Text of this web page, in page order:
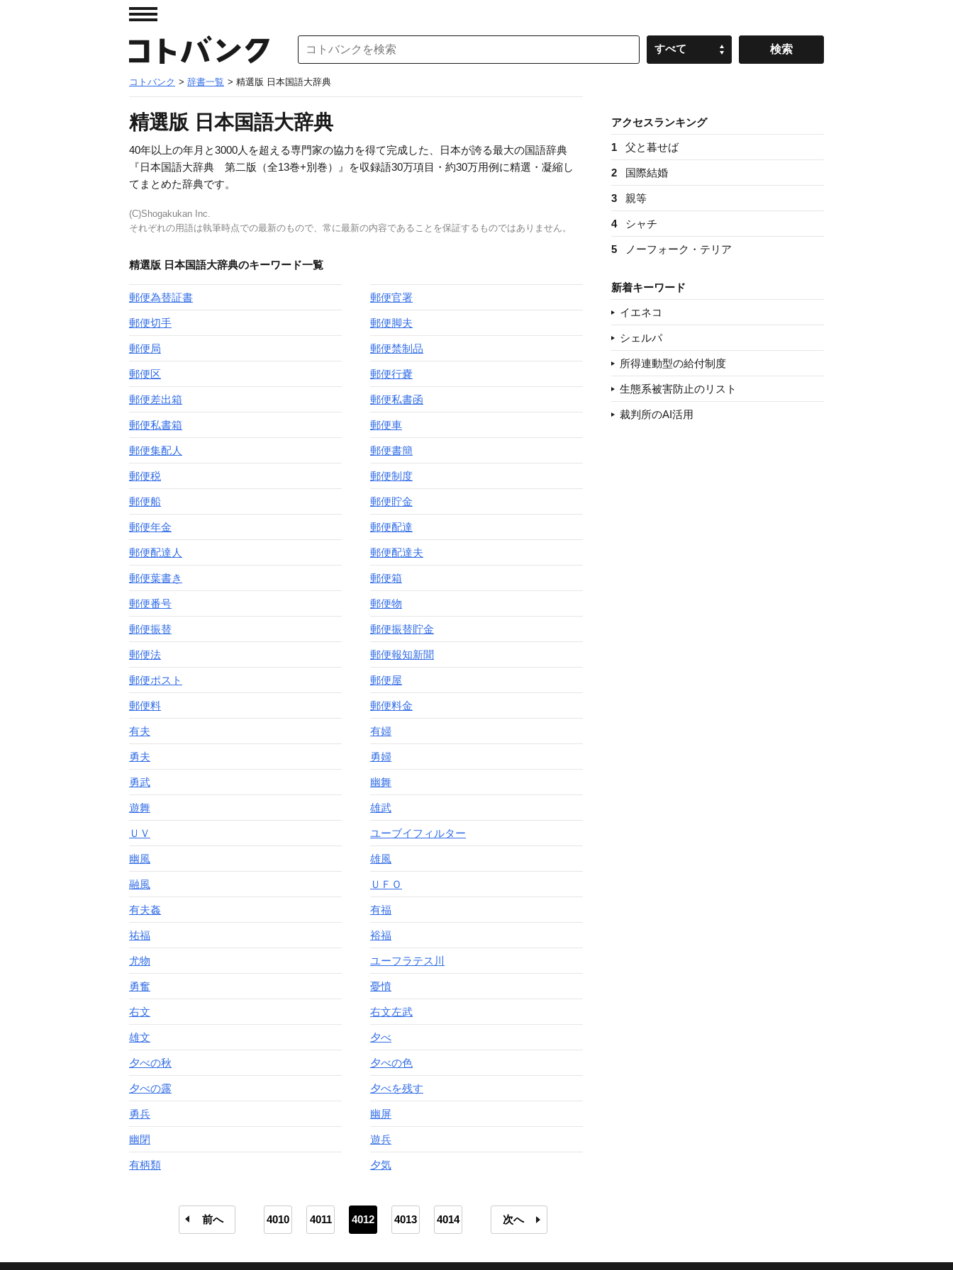
すべて
コトバンク > 辞書一覧 > 精選版 日本国語大辞典
精選版 日本国語大辞典
40年以上の年月と3000人を超える専門家の協力を得て完成した、日本が誇る最大の国語辞典
『日本国語大辞典 第二版（全13巻+別巻）』を収録語30万項目・約30万用例に精選・凝縮し
てまとめた辞典です。
(C)Shogakukan Inc.
それぞれの用語は執筆時点での最新のもので、常に最新の内容であることを保証するものではありません。
精選版 日本国語大辞典のキーワード一覧
郵便為替証書 郵便官署
郵便切手 郵便脚夫
郵便局 郵便禁制品
郵便区 郵便行嚢
郵便差出箱 郵便私書函
郵便私書箱 郵便車
郵便集配人 郵便書簡
郵便税 郵便制度
郵便船 郵便貯金
郵便年金 郵便配達
郵便配達人 郵便配達夫
郵便葉書き 郵便箱
郵便番号 郵便物
郵便振替 郵便振替貯金
郵便法 郵便報知新聞
郵便ポスト 郵便屋
郵便料 郵便料金
有夫 有婦
勇夫 勇婦
勇武 幽舞
遊舞 雄武
ＵＶ ユーブイフィルター
幽風 雄風
融風 ＵＦＯ
有夫姦 有福
祐福 裕福
尤物 ユーフラテス川
勇奮 憂憤
右文 右文左武
雄文 夕べ
夕べの秋 夕べの色
夕べの露 夕べを残す
勇兵 幽屏
幽閉 遊兵
有柄類 夕気
前へ 4010 4011 4012 4013 4014 次へ
アクセスランキング
1 父と暮せば
2 国際結婚
3 親等
4 シャチ
5 ノーフォーク・テリア
新着キーワード
イエネコ
シェルパ
所得連動型の給付制度
生態系被害防止のリスト
裁判所のAI活用